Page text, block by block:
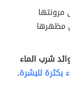
مظهرها
شرب الماء
بكثرة للبشرة.